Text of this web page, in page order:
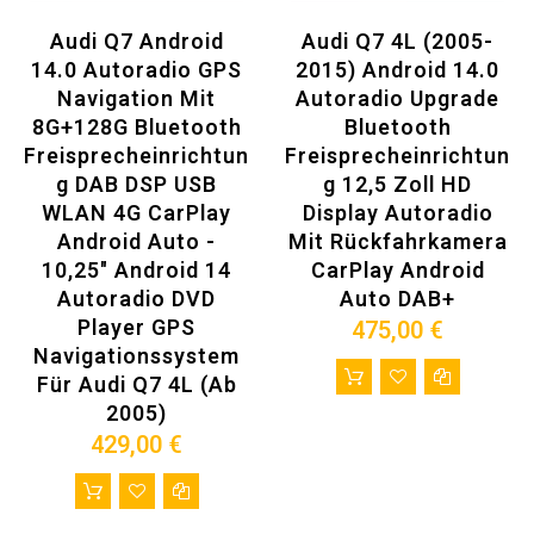
Unterstützt alle Originalfunktionen
Unterstützen Sie die Originalinformationen des Fahrzeugs
Unterstützen Sie Ihr Original Radio AM / FM (es wird Ihr
Original Radio System verwenden)
Unterstützen Sie Ihr Original Bluetooth, wenn Sie haben. Wenn
Sie kein Bluetooth in Ihrem Originalradio haben. Dieses Radio
fügt Bluetooth-Freisprecheinrichtung und A2DP BT-Musik
hinzu, Zugriff auf das Telefonbuch ....
Unterstützt Original-Rückfahrkamera
Unterstützt Original PDC, Radar
Unterstützt Original CD / DVD Loader
Integriertes Mikrofon zur Nutzung als Freisprechanlage mit
Bluetooth-fähigen Geräten
Unterstützt die Sprachsteuerung
Eingebautes WiFi Modul.
Eingebautes 4G LTE mit Micro SIM-Steckplatz
Kompatibel OBD2-Funktion (Diagnose Ihres Auto-Status)
Unterstützt DAB + Digital Radio
Stütz-Reifendruck-Überwachungsfunktion
Unterstützt Apple Carplay & Android Auto
Unterstützt HD 1080P/4K Video
1280 * 480 oder 1920 * 720 Überlegene Visual Enhancement
Die leistungsfähigsten Hardware (Octa-Core Prozessor +
Audi Q7 Android
14.0 Autoradio GPS
Navigation Mit
8G+128G Bluetooth
Freisprecheinrichtun
G DAB DSP USB
WLAN 4G CarPlay
Android Auto -
10,25" Android 14
Autoradio DVD
Player GPS
Navigationssystem
Für Audi Q7 4L (Ab
2005)
429,00 €
Audi Q7 4L (2005-
2015) Android 14.0
Autoradio Upgrade
Bluetooth
Freisprecheinrichtun
G 12,5 Zoll HD
Display Autoradio
Mit Rückfahrkamera
CarPlay Android
Auto DAB+
475,00 €